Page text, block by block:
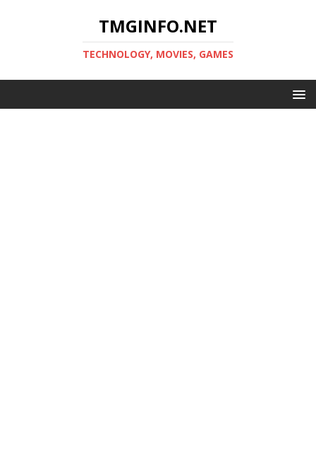
TMGINFO.NET
ТECHNOLOGY, MOVIES, GAMES